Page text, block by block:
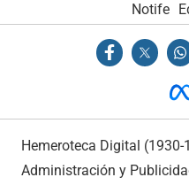
Notife
Hemeroteca Digital (1930-
Administración y